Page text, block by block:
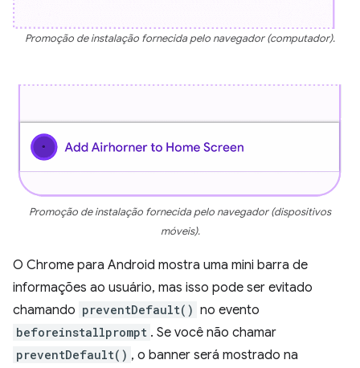
Promoção de instalação fornecida pelo navegador (computador).
Promoção de instalação fornecida pelo navegador (dispositivos
móveis).
O Chrome para Android mostra uma mini barra de
informações ao usuário, mas isso pode ser evitado
chamando preventDefault() no evento
beforeinstallprompt . Se você não chamar
preventDefault() , o banner será mostrado na